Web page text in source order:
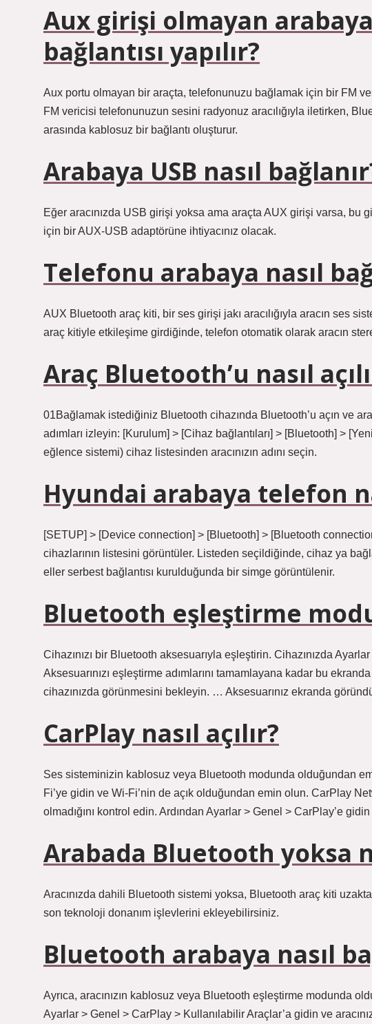
Aux girişi olmayan
bağlantısı yapılır?
Aux portu olmayan bir araçta, telefonunuzu bağlamak için bir FM
FM vericisi telefonunuzun sesini radyonuz aracılığıyla iletirken,
arasında kablosuz bir bağlantı oluşturur.
Arabaya USB nasıl
Eğer aracınızda USB girişi yoksa ama araçta AUX girişi varsa, bu
için bir AUX-USB adaptörüne ihtiyacınız olacak.
Telefonu arabaya nasıl
AUX Bluetooth araç kiti, bir ses girişi jakı aracılığıyla aracın ses
araç kitiyle etkileşime girdiğinde, telefon otomatik olarak aracın
Araç Bluetooth’u nasıl
01Bağlamak istediğiniz Bluetooth cihazında Bluetooth’u açın ve
adımları izleyin: [Kurulum] > [Cihaz bağlantıları] > [Bluetooth] >
eğlence sistemi) cihaz listesinden aracınızın adını seçin.
Hyundai arabaya telefon
[SETUP] > [Device connection] > [Bluetooth] > [Bluetooth
cihazlarının listesini görüntüler. Listeden seçildiğinde, cihaz ya
eller serbest bağlantısı kurulduğunda bir simge görüntülenir.
Bluetooth eşleştirme modu
Cihazınızı bir Bluetooth aksesuarıyla eşleştirin. Cihazınızda
Aksesuarınızı eşleştirme adımlarını tamamlayana kadar bu
cihazınızda görünmesini bekleyin. … Aksesuarınız ekranda
CarPlay nasıl açılır?
Ses sisteminizin kablosuz veya Bluetooth modunda olduğundan
Fi’ye gidin ve Wi-Fi’nin de açık olduğundan emin olun. CarPlay
olmadığını kontrol edin. Ardından Ayarlar > Genel > CarPlay’e gidin
Arabada Bluetooth yoksa
Aracınızda dahili Bluetooth sistemi yoksa, Bluetooth araç kiti
son teknoloji donanım işlevlerini ekleyebilirsiniz.
Bluetooth arabaya nasıl
Ayrıca, aracınızın kablosuz veya Bluetooth eşleştirme modunda
Ayarlar > Genel > CarPlay > Kullanılabilir Araçlar’a gidin ve